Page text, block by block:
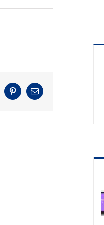
PinterestE-